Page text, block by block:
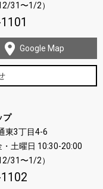
31〜1/2）
Google Map
プ
東3丁目4-6
土曜日 10:30-20:00
31〜1/2）